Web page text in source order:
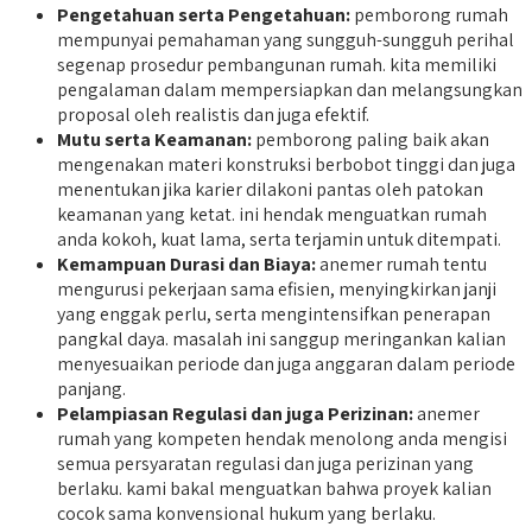
Pengetahuan serta Pengetahuan:pemborong rumah
mempunyai pemahaman yang sungguh-sungguh perihal
segenap prosedur pembangunan rumah. kita memiliki
pengalaman dalam mempersiapkan dan melangsungkan
proposal oleh realistis dan juga efektif.
Mutu serta Keamanan:pemborong paling baik akan
mengenakan materi konstruksi berbobot tinggi dan juga
menentukan jika karier dilakoni pantas oleh patokan
keamanan yang ketat. ini hendak menguatkan rumah
anda kokoh, kuat lama, serta terjamin untuk ditempati.
Kemampuan Durasi dan Biaya:anemer rumah tentu
mengurusi pekerjaan sama efisien, menyingkirkan janji
yang enggak perlu, serta mengintensifkan penerapan
pangkal daya. masalah ini sanggup meringankan kalian
menyesuaikan periode dan juga anggaran dalam periode
panjang.
Pelampiasan Regulasi dan juga Perizinan:anemer
rumah yang kompeten hendak menolong anda mengisi
semua persyaratan regulasi dan juga perizinan yang
berlaku. kami bakal menguatkan bahwa proyek kalian
cocok sama konvensional hukum yang berlaku.